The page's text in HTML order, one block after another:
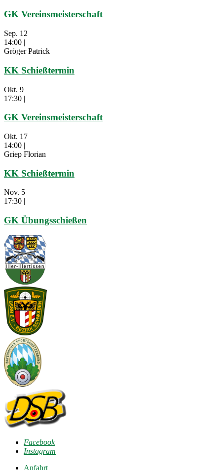
GK Vereinsmeisterschaft
Sep. 12
14:00 |
Gröger Patrick
KK Schießtermin
Okt. 9
17:30 |
GK Vereinsmeisterschaft
Okt. 17
14:00 |
Griep Florian
KK Schießtermin
Nov. 5
17:30 |
GK Übungsschießen
Facebook
Instagram
Anfahrt